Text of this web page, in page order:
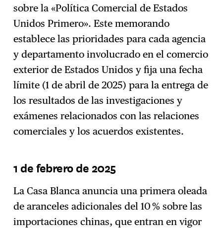
sobre la «Política Comercial de Estados
Unidos Primero». Este memorando
establece las prioridades para cada agencia
y departamento involucrado en el comercio
exterior de Estados Unidos y fija una fecha
límite (1 de abril de 2025) para la entrega de
los resultados de las investigaciones y
exámenes relacionados con las relaciones
comerciales y los acuerdos existentes.
1 de febrero de 2025
La Casa Blanca anuncia una primera oleada
de aranceles adicionales del 10 % sobre las
importaciones chinas, que entran en vigor